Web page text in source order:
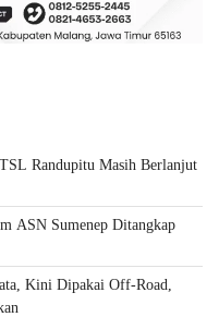
Randupitu Masih Berlanjut
ASN Sumenep Ditangkap
Kini Dipakai Off-Road,